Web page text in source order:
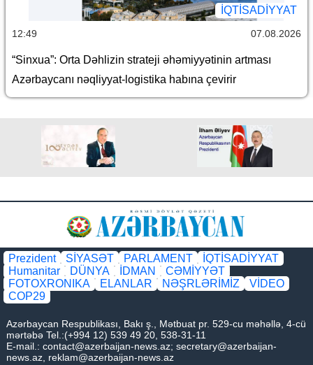
İQTİSADİYYAT
12:49 07.08.2026
“Sinxua”: Orta Dəhlizin strateji əhəmiyyətinin artması
Azərbaycanı nəqliyyat-logistika habına çevirir
Prezident SİYASƏT PARLAMENT
İQTİSADİYYAT
Humanitar
DÜNYA İDMAN
CƏMİYYƏT
FOTOXRONIKA
ELANLAR NƏŞRLƏRİMİZ
VİDEO
COP29
Azərbaycan Respublikası, Bakı ş., Mətbuat pr. 529-cu məhəllə, 4-cü
mərtəbə Tel.:(+994 12) 539 49 20, 538-31-11
E-mail.: contact@azerbaijan-news.az; secretary@azerbaijan-
news.az reklam@azerbaijan-news.az